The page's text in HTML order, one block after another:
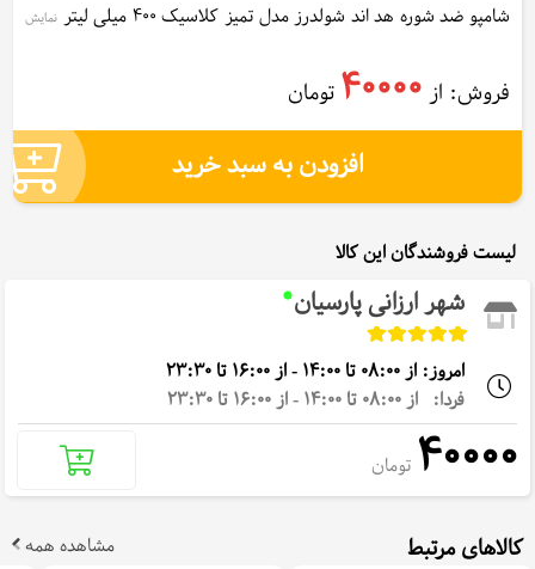
شامپو ضد شوره هد اند شولدرز مدل تمیز کلاسیک 400 میلی لیتر
نمایش
Head & Shoulders Classic Clean Anti Dandruff Shampoo 400ml
فروش: از 40000 تومان
افزودن به سبد خرید
لیست فروشندگان این کالا
شهر ارزانی پارسیان
امروز: از 08:00 تا 14:00 - از 16:00 تا 23:30
فردا: از 08:00 تا 14:00 - از 16:00 تا 23:30
40000 تومان
کالاهای مرتبط مشاهده همه